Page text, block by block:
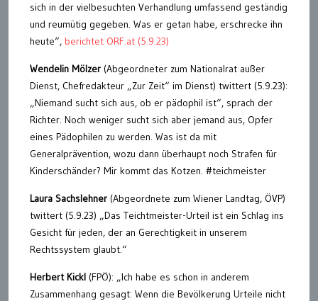
sich in der vielbesuchten Verhandlung umfassend geständig
und reumütig gegeben. Was er getan habe, erschrecke ihn
heute“, berichtet ORF.at (5.9.23)
Wendelin Mölzer (Abgeordneter zum Nationalrat außer
Dienst, Chefredakteur „Zur Zeit“ im Dienst) twittert (5.9.23):
„Niemand sucht sich aus, ob er pädophil ist“, sprach der
Richter. Noch weniger sucht sich aber jemand aus, Opfer
eines Pädophilen zu werden. Was ist da mit
Generalprävention, wozu dann überhaupt noch Strafen für
Kinderschänder? Mir kommt das Kotzen. #teichmeister
Laura Sachslehner (Abgeordnete zum Wiener Landtag, ÖVP)
twittert (5.9.23) „Das Teichtmeister-Urteil ist ein Schlag ins
Gesicht für jeden, der an Gerechtigkeit in unserem
Rechtssystem glaubt.“
Herbert Kickl (FPÖ): „Ich habe es schon in anderem
Zusammenhang gesagt: Wenn die Bevölkerung Urteile nicht